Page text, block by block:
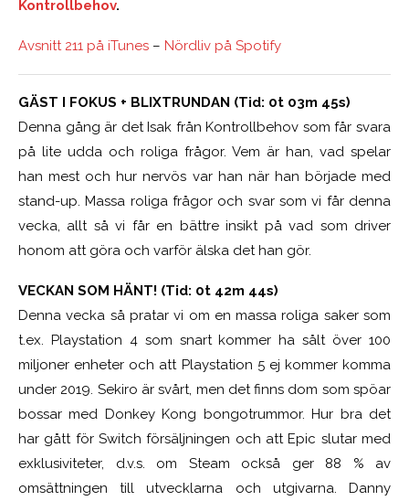
Kontrollbehov.
Avsnitt 211 på iTunes – Nördliv på Spotify
GÄST I FOKUS + BLIXTRUNDAN (Tid: 0t 03m 45s)
Denna gång är det Isak från Kontrollbehov som får svara
på lite udda och roliga frågor. Vem är han, vad spelar
han mest och hur nervös var han när han började med
stand-up. Massa roliga frågor och svar som vi får denna
vecka, allt så vi får en bättre insikt på vad som driver
honom att göra och varför älska det han gör.
VECKAN SOM HÄNT! (Tid: 0t 42m 44s)
Denna vecka så pratar vi om en massa roliga saker som
t.ex. Playstation 4 som snart kommer ha sålt över 100
miljoner enheter och att Playstation 5 ej kommer komma
under 2019. Sekiro är svårt, men det finns dom som spöar
bossar med Donkey Kong bongotrummor. Hur bra det
har gått för Switch försäljningen och att Epic slutar med
exklusiviteter, d.v.s. om Steam också ger 88 % av
omsättningen till utvecklarna och utgivarna. Danny